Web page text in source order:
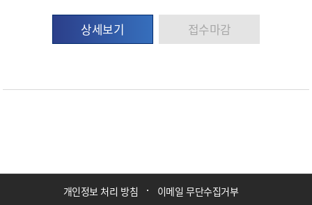
상세보기
개인정보 처리 방침 이메일 무단수집거부